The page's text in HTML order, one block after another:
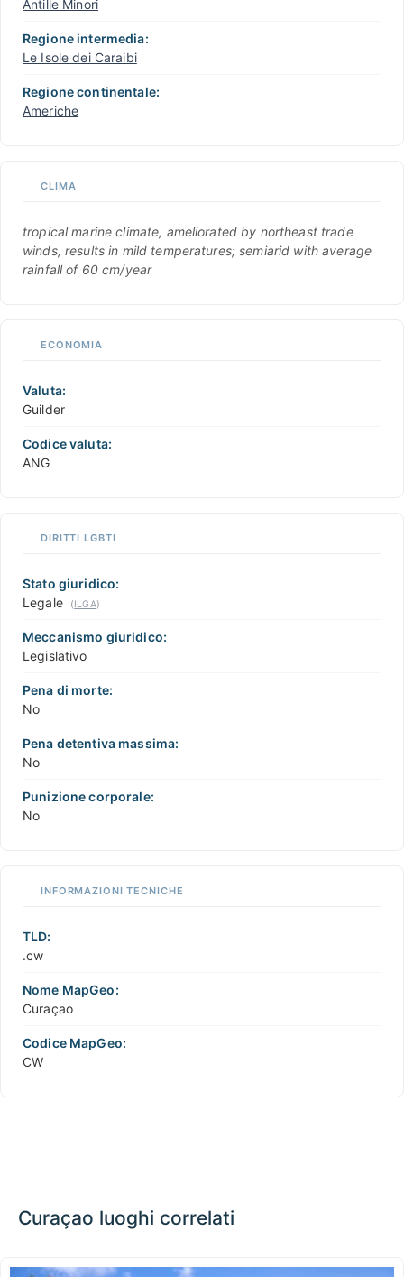
Antille Minori
Regione intermedia:
Le Isole dei Caraibi
Regione continentale:
Americhe
CLIMA
tropical marine climate, ameliorated by northeast trade
winds, results in mild temperatures; semiarid with average
rainfall of 60 cm/year
ECONOMIA
Valuta:
Guilder
Codice valuta:
ANG
DIRITTI LGBTI
Stato giuridico:
Legale
(ILGA)
Meccanismo giuridico:
Legislativo
Pena di morte:
No
Pena detentiva massima:
No
Punizione corporale:
No
INFORMAZIONI TECNICHE
TLD:
.cw
Nome MapGeo:
Curaçao
Codice MapGeo:
CW
Curaçao luoghi correlati